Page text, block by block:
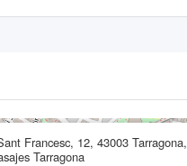
Francesc, 12, 43003 Tarragona,
Tarragona